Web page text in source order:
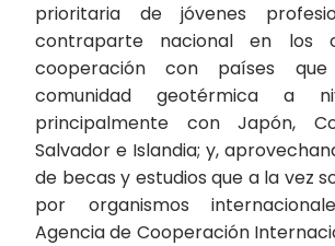
prioritaria de jóvenes
contraparte nacional en los
cooperación con países
comunidad geotérmica a
principalmente con Japón,
Salvador e Islandia; y,
de becas y estudios que a la vez
por organismos
Agencia de Cooperación